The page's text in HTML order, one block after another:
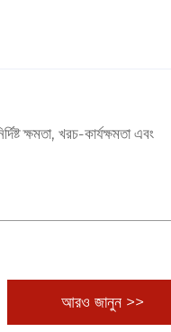
ক্ষমতা, খরচ-কার্যক্ষমতা এবং
আরও জানুন >>